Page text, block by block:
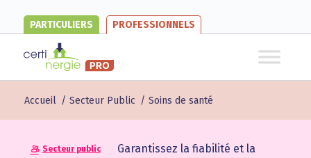
PARTICULIERS PROFESSIONNELS
Accueil / Secteur Public / Soins de santé
Secteur public Garantissez la fiabilité et la